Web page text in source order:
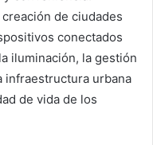
de ciudades
conectados
iluminación, la gestión
infraestructura urbana
de vida de los